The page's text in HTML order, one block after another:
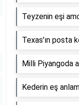
Teyzenin eşi
Texas'ın posta
Milli Piyangoda
Kederin eş